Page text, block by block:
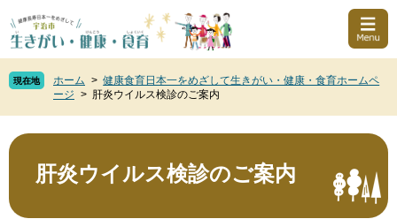
このページの本文へ
ー
ジ
先
で
す
ニ
ュ
を
ば
し
へ
現在地 ホーム > 健康食育日本一をめざして生きがい・健康・食育ホームペ
ージ > 肝炎ウイルス検診のご案内
文
肝炎ウイルス検診のご案内